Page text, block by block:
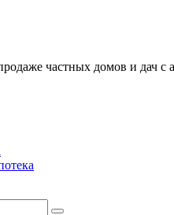
частных домов и дач